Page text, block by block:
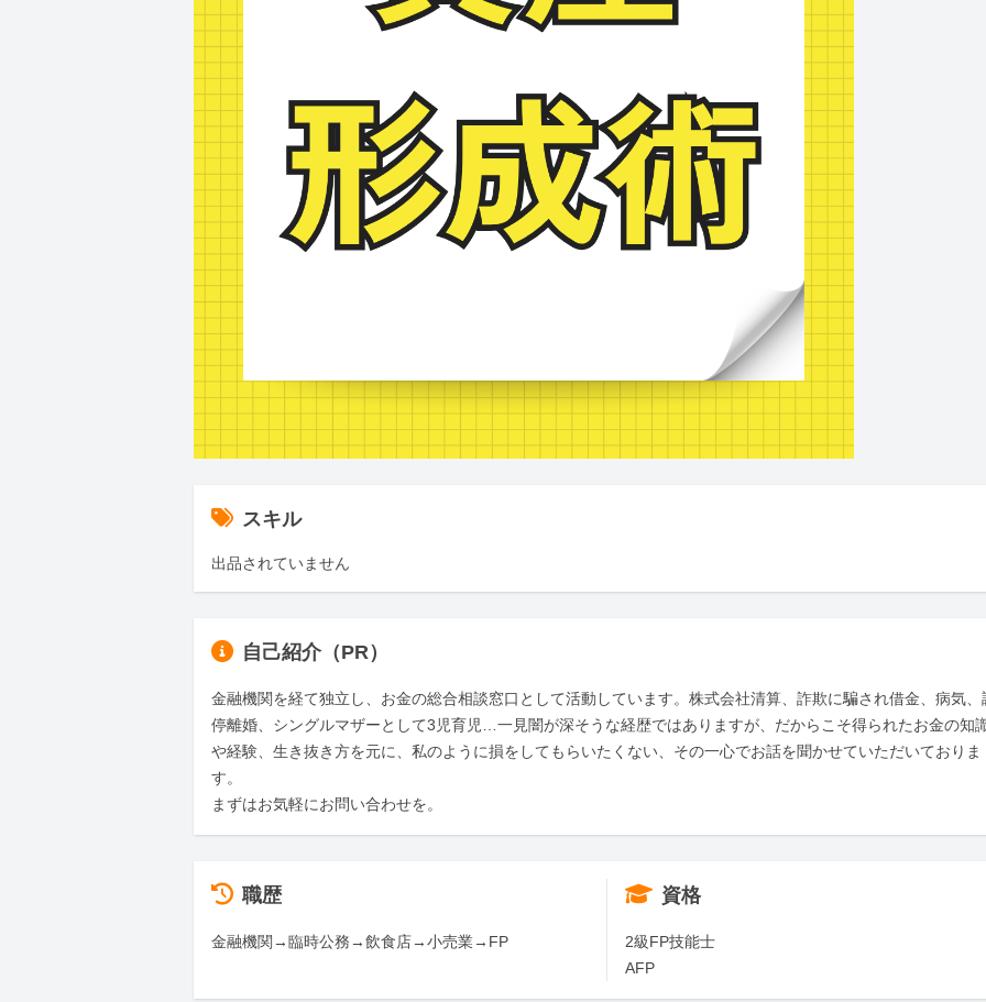
スキル
出品されていません
自己紹介（PR）
金融機関を経て独立し、お金の総合相談窓口として活動しています。株式会社清算、詐欺に騙され借金、病気、
停離婚、シングルマザーとして3児育児…一見闇が深そうな経歴ではありますが、だからこそ得られたお金の知
や経験、生き抜き方を元に、私のように損をしてもらいたくない、その一心でお話を聞かせていただいておりま
す。
まずはお気軽にお問い合わせを。
職歴
金融機関→臨時公務→飲食店→小売業→FP
資格
2級FP技能士
AFP